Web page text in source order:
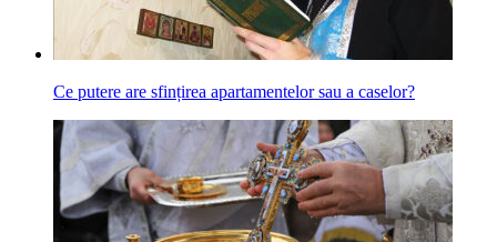
Ce putere are sfințirea apartamentelor sau a caselor?